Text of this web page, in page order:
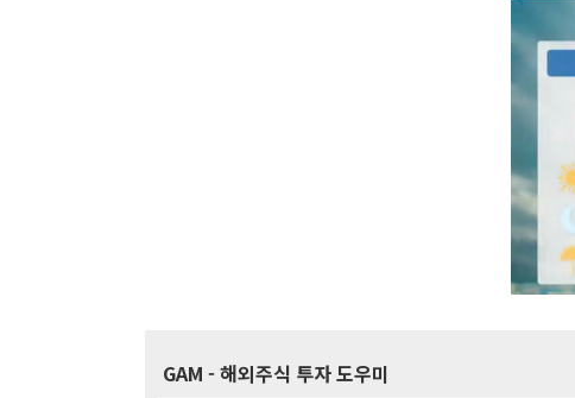
GAM - 해외주식 투자 도우미